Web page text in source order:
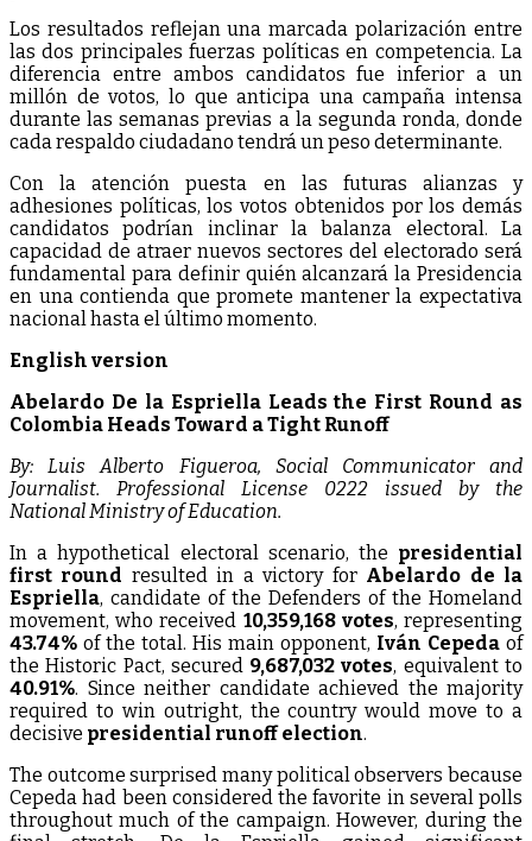
Los resultados reflejan una marcada polarización entre
las dos principales fuerzas políticas en competencia. La
diferencia entre ambos candidatos fue inferior a un
millón de votos, lo que anticipa una campaña intensa
durante las semanas previas a la segunda ronda, donde
cada respaldo ciudadano tendrá un peso determinante.
Con la atención puesta en las futuras alianzas y
adhesiones políticas, los votos obtenidos por los demás
candidatos podrían inclinar la balanza electoral. La
capacidad de atraer nuevos sectores del electorado será
fundamental para definir quién alcanzará la Presidencia
en una contienda que promete mantener la expectativa
nacional hasta el último momento.
English version
Abelardo De la Espriella Leads the First Round as
Colombia Heads Toward a Tight Runoff
By: Luis Alberto Figueroa, Social Communicator and
Journalist. Professional License 0222 issued by the
National Ministry of Education.
In a hypothetical electoral scenario, the presidential
first round resulted in a victory for Abelardo de la
Espriella, candidate of the Defenders of the Homeland
movement, who received 10,359,168 votes, representing
43.74% of the total. His main opponent, Iván Cepeda of
the Historic Pact, secured 9,687,032 votes, equivalent to
40.91%. Since neither candidate achieved the majority
required to win outright, the country would move to a
decisive presidential runoff election.
The outcome surprised many political observers because
Cepeda had been considered the favorite in several polls
throughout much of the campaign. However, during the